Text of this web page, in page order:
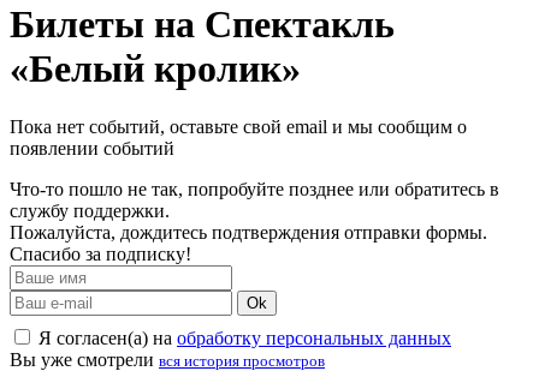
Билеты на Спектакль
«Белый кролик»
Пока нет событий, оставьте свой email и мы сообщим о
появлении событий
Что-то пошло не так, попробуйте позднее или обратитесь в
службу поддержки.
Пожалуйста, дождитесь подтверждения отправки формы.
Спасибо за подписку!
Ok
Я согласен(а) на обработку персональных данных
Вы уже смотрели вся история просмотров